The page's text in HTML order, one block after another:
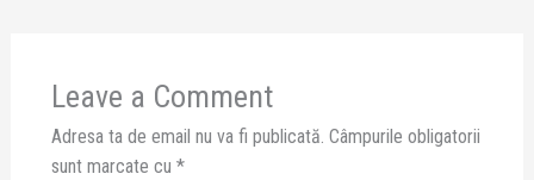
Leave a Comment
Adresa ta de email nu va fi publicată. Câmpurile obligatorii
sunt marcate cu *